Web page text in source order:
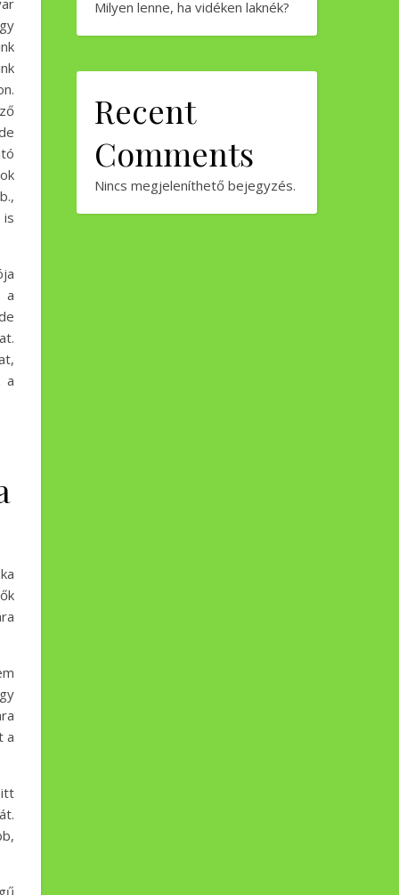
is
a
a
a
Milyen lenne, ha vidéken laknék?
Recent
Comments
Nincs megjeleníthető bejegyzés.